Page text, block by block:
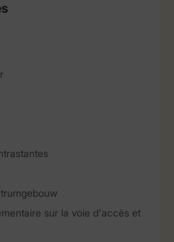
sur la voie d'accès et